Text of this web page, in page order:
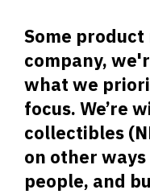
Some
company,
what we
focus. We’re
collectibles
on other
people, and